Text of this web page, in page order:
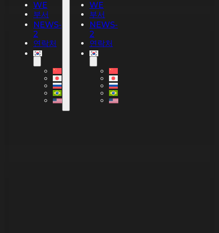
WE
부서
NEWS-
2
연락처
WE
부서
NEWS-
2
연락처